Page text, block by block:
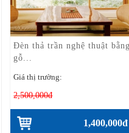
Đèn thả trần nghệ thuật bằng
gỗ...
Giá thị trường:
2,500,000đ
1,400,000đ